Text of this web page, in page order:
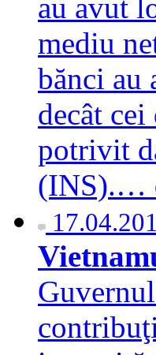
au avut
mediu
bănci au
decât
potrivit
(INS).…